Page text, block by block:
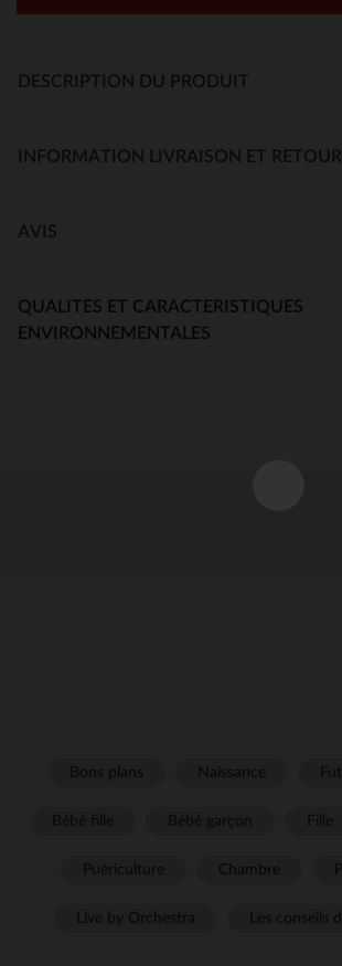
DESCRIPTION DU PRODUIT
INFORMATION LIVRAISON ET RETOUR
AVIS
QUALITES ET CARACTERISTIQUES
ENVIRONNEMENTALES